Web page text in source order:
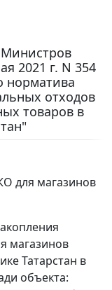
2021 г. N 354
норматива
отходов
товаров в
для магазинов
магазинов
Татарстан в
объекта: